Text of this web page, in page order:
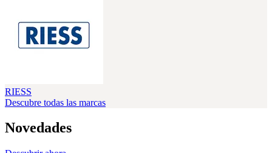
RIESS
Descubre todas las marcas
Novedades